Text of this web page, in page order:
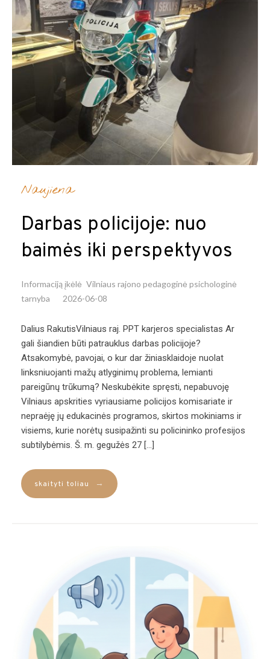
Naujiena
Darbas policijoje: nuo
baimės iki perspektyvos
Informaciją įkėlė Vilniaus rajono pedagoginė psichologinė
tarnyba
2026-06-08
Dalius RakutisVilniaus raj. PPT karjeros specialistas Ar
gali šiandien būti patrauklus darbas policijoje?
Atsakomybė, pavojai, o kur dar žiniasklaidoje nuolat
linksniuojanti mažų atlyginimų problema, lemianti
pareigūnų trūkumą? Neskubėkite spręsti, nepabuvoję
Vilniaus apskrities vyriausiame policijos komisariate ir
nepraėję jų edukacinės programos, skirtos mokiniams ir
visiems, kurie norėtų susipažinti su policininko profesijos
subtilybėmis. Š. m. gegužės 27 […]
skaityti toliau →